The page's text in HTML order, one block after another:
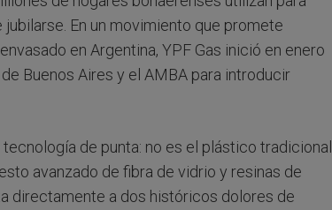
En un movimiento que promete
en Argentina, YPF Gas inició en enero
Buenos Aires y el AMBA para introducir
de punta: no es el plástico tradicional
avanzado de fibra de vidrio y resinas de
directamente a dos históricos dolores de